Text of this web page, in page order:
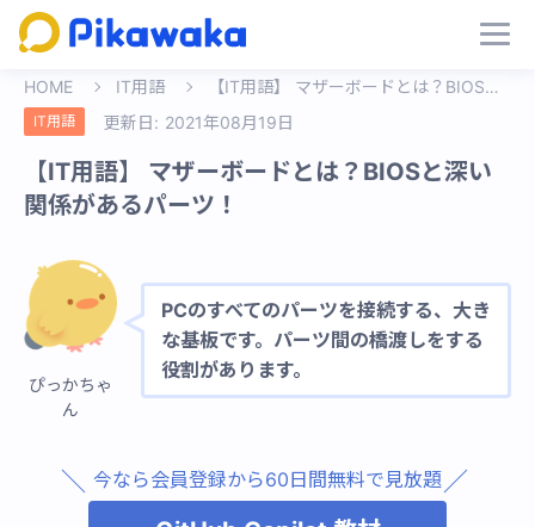
HOME IT用語 【IT用語】 マザーボードとは？BIOSと深い関係があるパーツ！
IT用語 更新日: 2021年08月19日
【IT用語】 マザーボードとは？BIOSと深い
関係があるパーツ！
ぴっかちゃ
ん
PCのすべてのパーツを接続する、大き
な基板です。パーツ間の橋渡しをする
役割があります。
今なら会員登録から60日間無料で見放題